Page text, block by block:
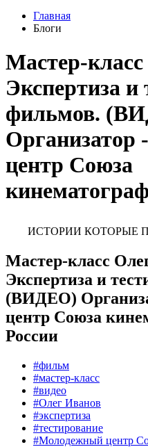
Главная
Блоги
Мастер-
Экспертиза и
фильмов.
центр Союза
ИСТОРИИ КОТОРЫЕ
Мастер-класс
Экспертиза и
(ВИДЕО)
центр Союза
России
#фильм
#мастер-класс
#видео
#Олег Иванов
#экспертиза
#тестирование
#Молодежный центр